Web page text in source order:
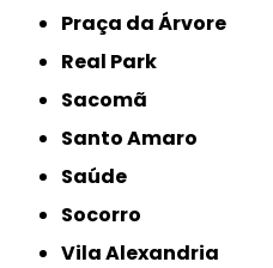
Praça da Árvore
Real Park
Sacomã
Santo Amaro
Saúde
Socorro
Vila Alexandria